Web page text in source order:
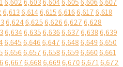
6,6026,6036,6046,6056,6066,607
6,6136,6146,6156,6166,6176,618
6,6246,6256,6266,6276,628
6,6346,6356,6366,6376,6386,639
6,6456,6466,6476,6486,6496,650
6,6566,6576,6586,6596,6606,661
6,6676,6686,6696,6706,6716,672